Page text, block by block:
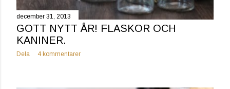
december 31, 2013
GOTT NYTT ÅR! FLASKOR OCH
KANINER.
Dela 4 kommentarer